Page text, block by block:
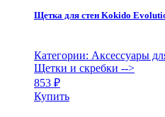
Щетка для стен Kokido
Категории: Аксессуары
Щетки и скребки -->
853 ₽
Купить